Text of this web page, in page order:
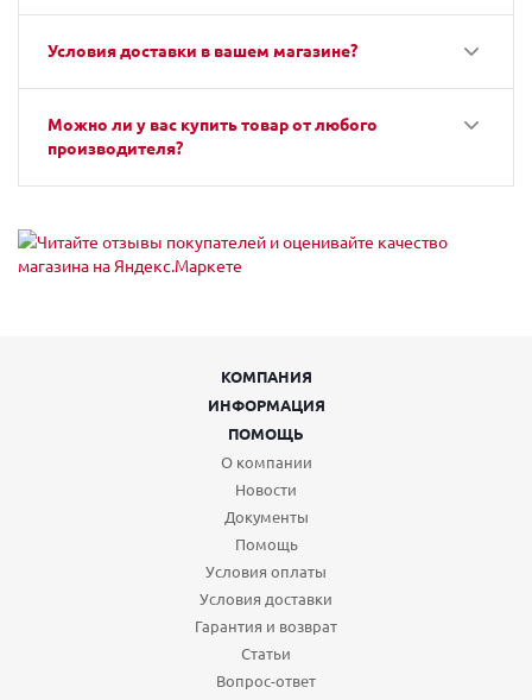
Условия доставки в вашем магазине?
Можно ли у вас купить товар от любого
производителя?
КОМПАНИЯ
ИНФОРМАЦИЯ
ПОМОЩЬ
О компании
Новости
Документы
Помощь
Условия оплаты
Условия доставки
Гарантия и возврат
Статьи
Вопрос-ответ